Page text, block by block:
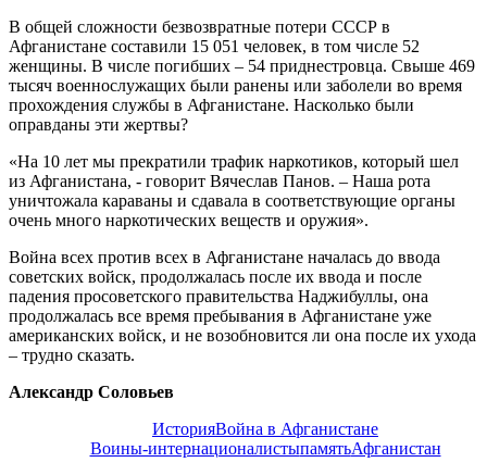
В общей сложности безвозвратные потери СССР в
Афганистане составили 15 051 человек, в том числе 52
женщины. В числе погибших – 54 приднестровца. Свыше 469
тысяч военнослужащих были ранены или заболели во время
прохождения службы в Афганистане. Насколько были
оправданы эти жертвы?
«На 10 лет мы прекратили трафик наркотиков, который шел
из Афганистана, - говорит Вячеслав Панов. – Наша рота
уничтожала караваны и сдавала в соответствующие органы
очень много наркотических веществ и оружия».
Война всех против всех в Афганистане началась до ввода
советских войск, продолжалась после их ввода и после
падения просоветского правительства Наджибуллы, она
продолжалась все время пребывания в Афганистане уже
американских войск, и не возобновится ли она после их ухода
– трудно сказать.
Александр Соловьев
ИсторияВойна в Афганистане
Воины-интернационалистыпамятьАфганистан